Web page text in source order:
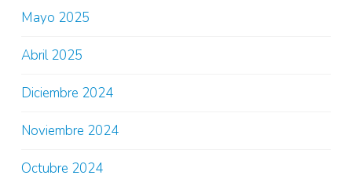
Mayo 2025
Abril 2025
Diciembre 2024
Noviembre 2024
Octubre 2024